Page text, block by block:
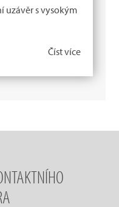
uzávěr s vysokým
Číst více